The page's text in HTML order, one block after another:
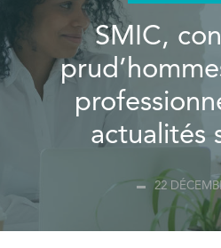
SMIC,
actualités
22